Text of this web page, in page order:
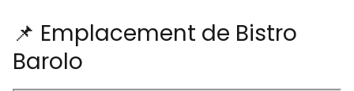
📌 Emplacement de Bistro
Barolo